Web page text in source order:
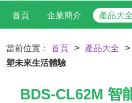
首頁 企業簡介 產品大
當前位置： 首頁 > 產品大全 >
塑未來生活體驗
BDS-CL62M 智